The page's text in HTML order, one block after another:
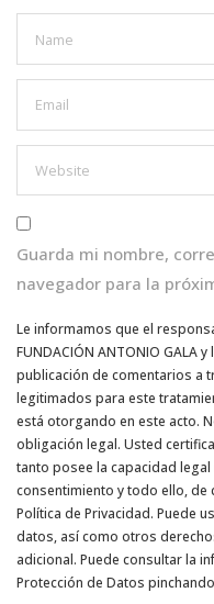
Guarda mi nombre,
navegador para la
Le informamos que el
FUNDACIÓN ANTONIO GALA
publicación de comentarios a
legitimados para este
está otorgando en este acto.
obligación legal. Usted
tanto posee la capacidad
consentimiento y todo ello,
Política de Privacidad. Puede
datos, así como otros
adicional. Puede consultar la
Protección de Datos